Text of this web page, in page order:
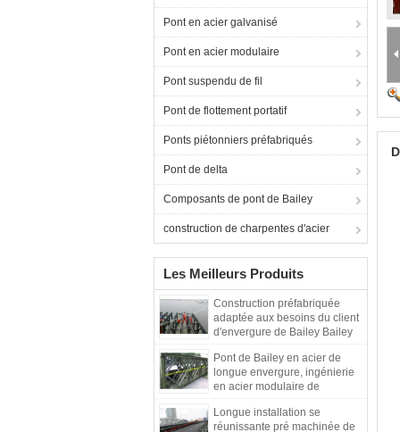
Pont en acier galvanisé
Pont en acier modulaire
Pont suspendu de fil
Pont de flottement portatif
Ponts piétonniers préfabriqués
Pont de delta
Composants de pont de Bailey
construction de charpentes d'acier
Les Meilleurs Produits
Construction préfabriquée
adaptée aux besoins du client
d'envergure de Bailey Bailey
conception longue
Pont de Bailey en acier de
longue envergure, ingénierie
en acier modulaire de
3m
Longue installation se
réunissante pré machinée de